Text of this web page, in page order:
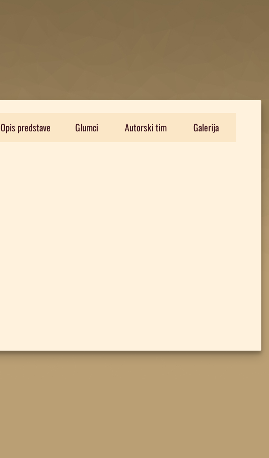
Opis predstave Glumci Autorski tim Galerija